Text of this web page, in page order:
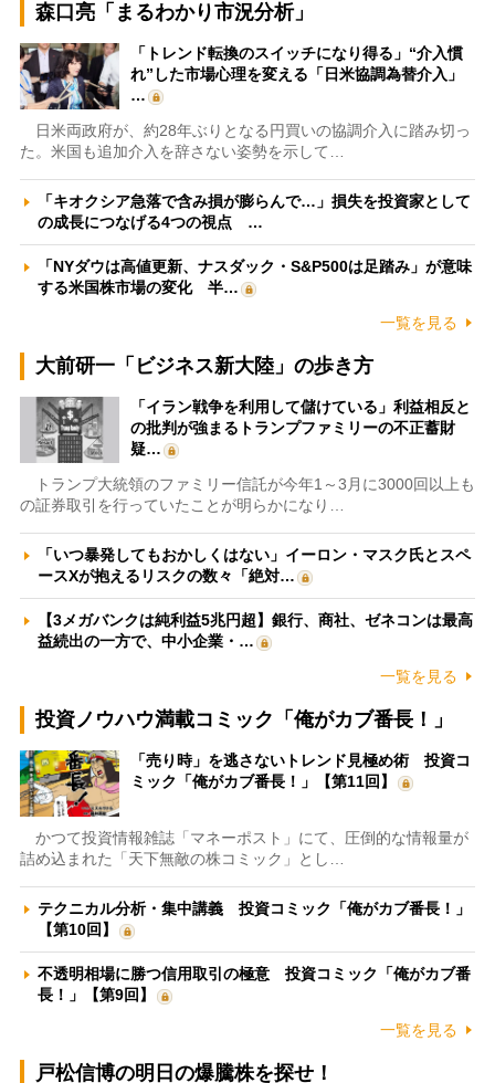
森口亮「まるわかり市況分析」
「トレンド転換のスイッチになり得る」“介入慣
れ”した市場心理を変える「日米協調為替介入」
…
日米両政府が、約28年ぶりとなる円買いの協調介入に踏み切っ
た。米国も追加介入を辞さない姿勢を示して…
「キオクシア急落で含み損が膨らんで…」損失を投資家として
の成長につなげる4つの視点 …
「NYダウは高値更新、ナスダック・S&P500は足踏み」が意味
する米国株市場の変化 半…
一覧を見る
大前研一「ビジネス新大陸」の歩き方
「イラン戦争を利用して儲けている」利益相反と
の批判が強まるトランプファミリーの不正蓄財
疑…
トランプ大統領のファミリー信託が今年1～3月に3000回以上も
の証券取引を行っていたことが明らかになり…
「いつ暴発してもおかしくはない」イーロン・マスク氏とスペ
ースXが抱えるリスクの数々「絶対…
【3メガバンクは純利益5兆円超】銀行、商社、ゼネコンは最高
益続出の一方で、中小企業・…
一覧を見る
投資ノウハウ満載コミック「俺がカブ番長！」
「売り時」を逃さないトレンド見極め術 投資コ
ミック「俺がカブ番長！」【第11回】
かつて投資情報雑誌「マネーポスト」にて、圧倒的な情報量が
詰め込まれた「天下無敵の株コミック」とし…
テクニカル分析・集中講義 投資コミック「俺がカブ番長！」
【第10回】
不透明相場に勝つ信用取引の極意 投資コミック「俺がカブ番
長！」【第9回】
一覧を見る
戸松信博の明日の爆騰株を探せ！